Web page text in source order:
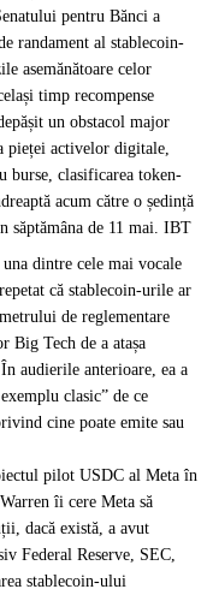
pentru Bănci a
randament al stablecoin-
asemănătoare celor
timp recompense
un obstacol major
pieței activelor digitale,
burse, clasificarea token-
acum către o ședință
săptămâna de 11 mai. IBT
dintre cele mai vocale
că stablecoin-urile ar
de reglementare
Big Tech de a atașa
audierile anterioare, ea a
clasic” de ce
cine poate emite sau
pilot USDC al Meta în
îi cere Meta să
dacă există, a avut
Federal Reserve, SEC,
stablecoin-ului